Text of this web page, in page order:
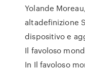
Yolande
altadefinizione
dispositivo e
Il favoloso
In Il favoloso